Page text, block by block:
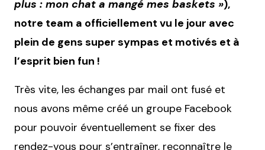
plus : mon chat a mangé mes baskets »),
notre team a officiellement vu le jour avec
plein de gens super sympas et motivés et à
l’esprit bien fun !
Très vite, les échanges par mail ont fusé et
nous avons même créé un groupe Facebook
pour pouvoir éventuellement se fixer des
rendez-vous pour s’entraîner, reconnaître le